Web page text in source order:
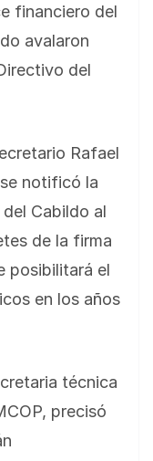
financiero del
avalaron
del
Rafael
notificó la
Cabildo al
de la firma
posibilitará el
en los años
técnica
precisó